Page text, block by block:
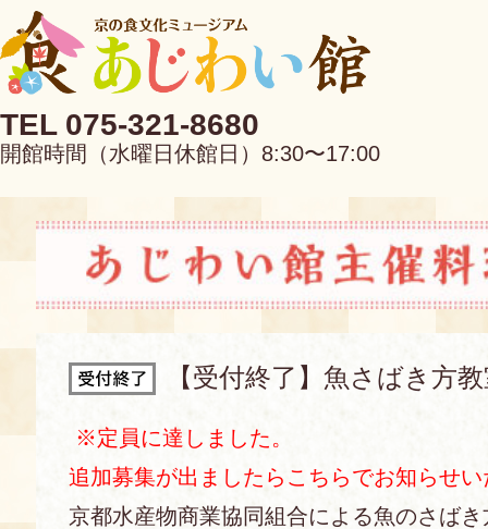
TEL 075-321-8680
開館時間（水曜日休館日）8:30〜17:00
EN 中文
当館について
【受付終了】魚さばき方
※定員に達しました。
追加募集が出ましたらこちらでお知らせ
京都水産物商業協同組合による魚のさば